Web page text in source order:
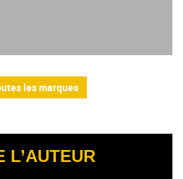
les marques
L’AUTEUR